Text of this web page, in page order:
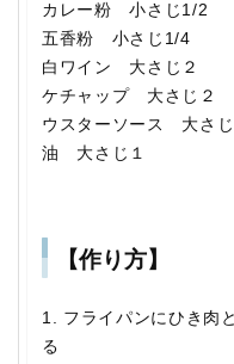
カレー粉 小さじ1/2
五香粉 小さじ1/4
白ワイン 大さじ２
ケチャップ 大さじ２
ウスターソース 大さじ
油 大さじ１
【作り方】
1. フライパンにひき肉
る